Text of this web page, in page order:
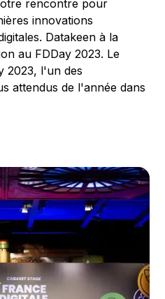
rencontre pour
innovations
Datakeen à la
au FDDay 2023. Le
2023, l'un des
attendus de l'année dans